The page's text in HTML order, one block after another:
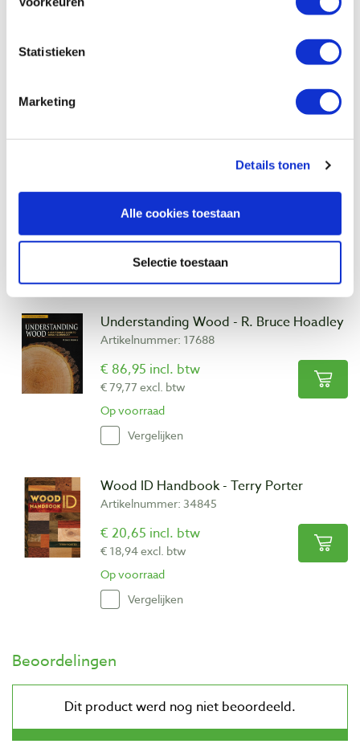
Statistieken
Marketing
Details tonen
Alle cookies toestaan
Selectie toestaan
the particular situation. The result: Hoadley's
Bekijk ook
The Woodbook - Romeyn Beck Hough
€ 29,95 incl. btw
€ 27,48 excl. btw
Op voorraad
Vergelijken
Understanding Wood - R. Bruce Hoadley
Artikelnummer: 17688
€ 86,95 incl. btw
€ 79,77 excl. btw
Op voorraad
Vergelijken
Wood ID Handbook - Terry Porter
Artikelnummer: 34845
€ 20,65 incl. btw
€ 18,94 excl. btw
Op voorraad
Vergelijken
Beoordelingen